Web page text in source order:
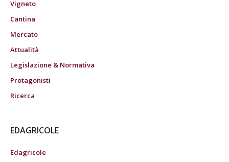
Vigneto
Cantina
Mercato
Attualità
Legislazione & Normativa
Protagonisti
Ricerca
EDAGRICOLE
Edagricole